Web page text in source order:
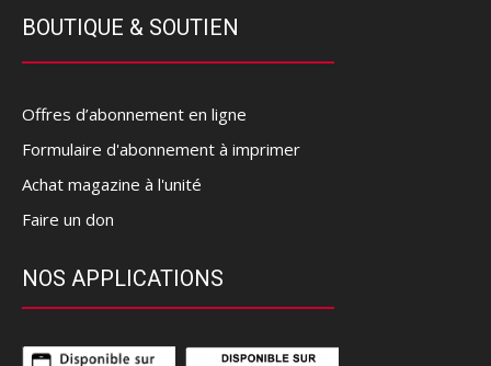
BOUTIQUE & SOUTIEN
Offres d’abonnement en ligne
Formulaire d'abonnement à imprimer
Achat magazine à l'unité
Faire un don
NOS APPLICATIONS